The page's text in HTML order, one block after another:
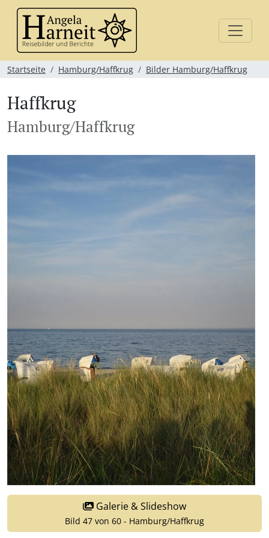
Startseite Hamburg/Haffkrug Bilder Hamburg/Haffkrug
Haffkrug
Hamburg/Haffkrug
Galerie & Slideshow
Bild 47 von 60 - Hamburg/Haffkrug